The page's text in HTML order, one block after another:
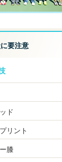
要注意
ド
リント
膝